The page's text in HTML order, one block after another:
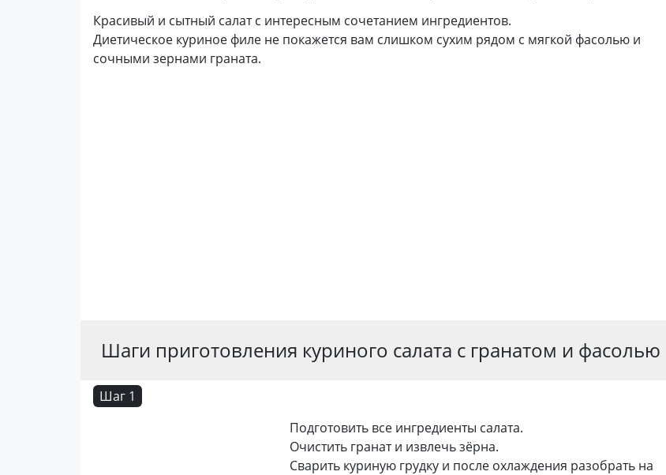
Красивый и сытный салат с интересным сочетанием ингредиентов.
Диетическое куриное филе не покажется вам слишком сухим рядом с мягкой фасолью и
сочными зернами граната.
Шаги приготовления куриного салата с гранатом и фасолью
Шаг 1
Подготовить все ингредиенты салата.
Очистить гранат и извлечь зёрна.
Сварить куриную грудку и после охлаждения разобрать на